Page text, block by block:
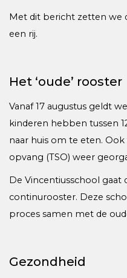
Met dit bericht zetten we
een rij.
Het ‘oude’ rooster
Vanaf 17 augustus geldt
kinderen hebben tussen
naar huis om te eten.
opvang (TSO) weer
De Vincentiusschool
continurooster. Deze
proces samen met de
Gezondheid